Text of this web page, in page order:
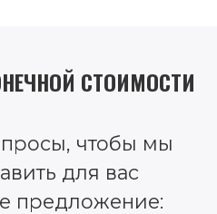
СТОИМОСТИ
чтобы мы
для вас
предложение: